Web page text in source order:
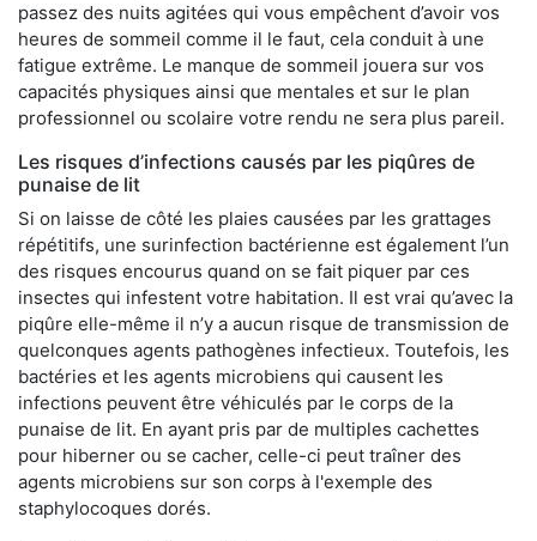
passez des nuits agitées qui vous empêchent d’avoir vos
heures de sommeil comme il le faut, cela conduit à une
fatigue extrême. Le manque de sommeil jouera sur vos
capacités physiques ainsi que mentales et sur le plan
professionnel ou scolaire votre rendu ne sera plus pareil.
Les risques d’infections causés par les piqûres de
punaise de lit
Si on laisse de côté les plaies causées par les grattages
répétitifs, une surinfection bactérienne est également l’un
des risques encourus quand on se fait piquer par ces
insectes qui infestent votre habitation. Il est vrai qu’avec la
piqûre elle-même il n’y a aucun risque de transmission de
quelconques agents pathogènes infectieux. Toutefois, les
bactéries et les agents microbiens qui causent les
infections peuvent être véhiculés par le corps de la
punaise de lit. En ayant pris par de multiples cachettes
pour hiberner ou se cacher, celle-ci peut traîner des
agents microbiens sur son corps à l'exemple des
staphylocoques dorés.